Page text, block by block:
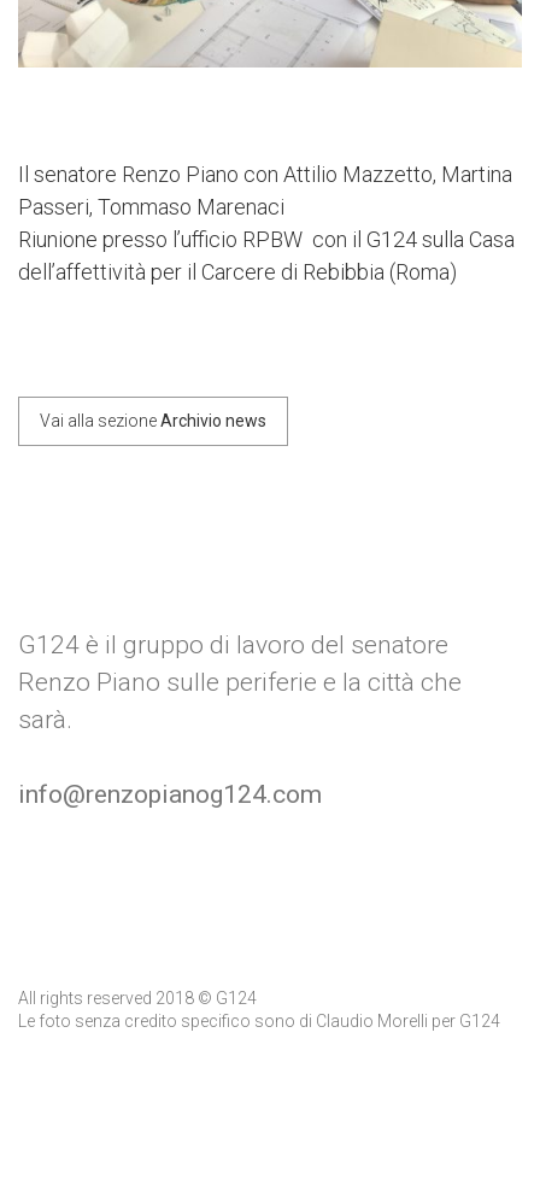
Il senatore Renzo Piano con Attilio Mazzetto, Martina
Passeri, Tommaso Marenaci
Riunione presso l’ufficio RPBW con il G124 sulla Casa
dell’affettività per il Carcere di Rebibbia (Roma)
Vai alla sezioneArchivio news
postG124 è il gruppo di lavoro del senatore
Renzo Piano sulle periferie e la città che
sarà.
info@renzopianog124.com
All rights reserved 2018 © G124
Le foto senza credito specifico sono di Claudio Morelli per G124